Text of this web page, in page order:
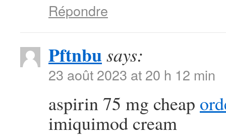
Répondre
Pftnbusays:
23 août 2023 at 20 h 12 min
aspirin 75 mg cheap
imiquimod cream